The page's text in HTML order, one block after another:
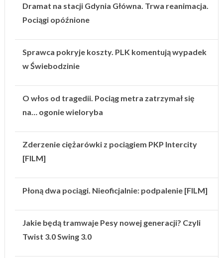
Dramat na stacji Gdynia Główna. Trwa reanimacja.
Pociągi opóźnione
Sprawca pokryje koszty. PLK komentują wypadek
w Świebodzinie
O włos od tragedii. Pociąg metra zatrzymał się
na… ogonie wieloryba
Zderzenie ciężarówki z pociągiem PKP Intercity
[FILM]
Płoną dwa pociągi. Nieoficjalnie: podpalenie [FILM]
Jakie będą tramwaje Pesy nowej generacji? Czyli
Twist 3.0 Swing 3.0